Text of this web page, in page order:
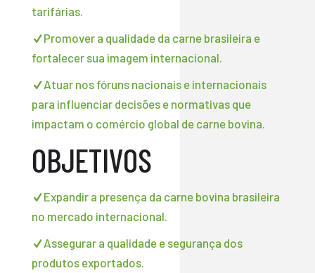
tarifárias.
Promover a qualidade da carne brasileira e
fortalecer sua imagem internacional.
Atuar nos fóruns nacionais e internacionais
para influenciar decisões e normativas que
impactam o comércio global de carne bovina.
OBJETIVOS
Expandir a presença da carne bovina brasileira
no mercado internacional.
Assegurar a qualidade e segurança dos
produtos exportados.